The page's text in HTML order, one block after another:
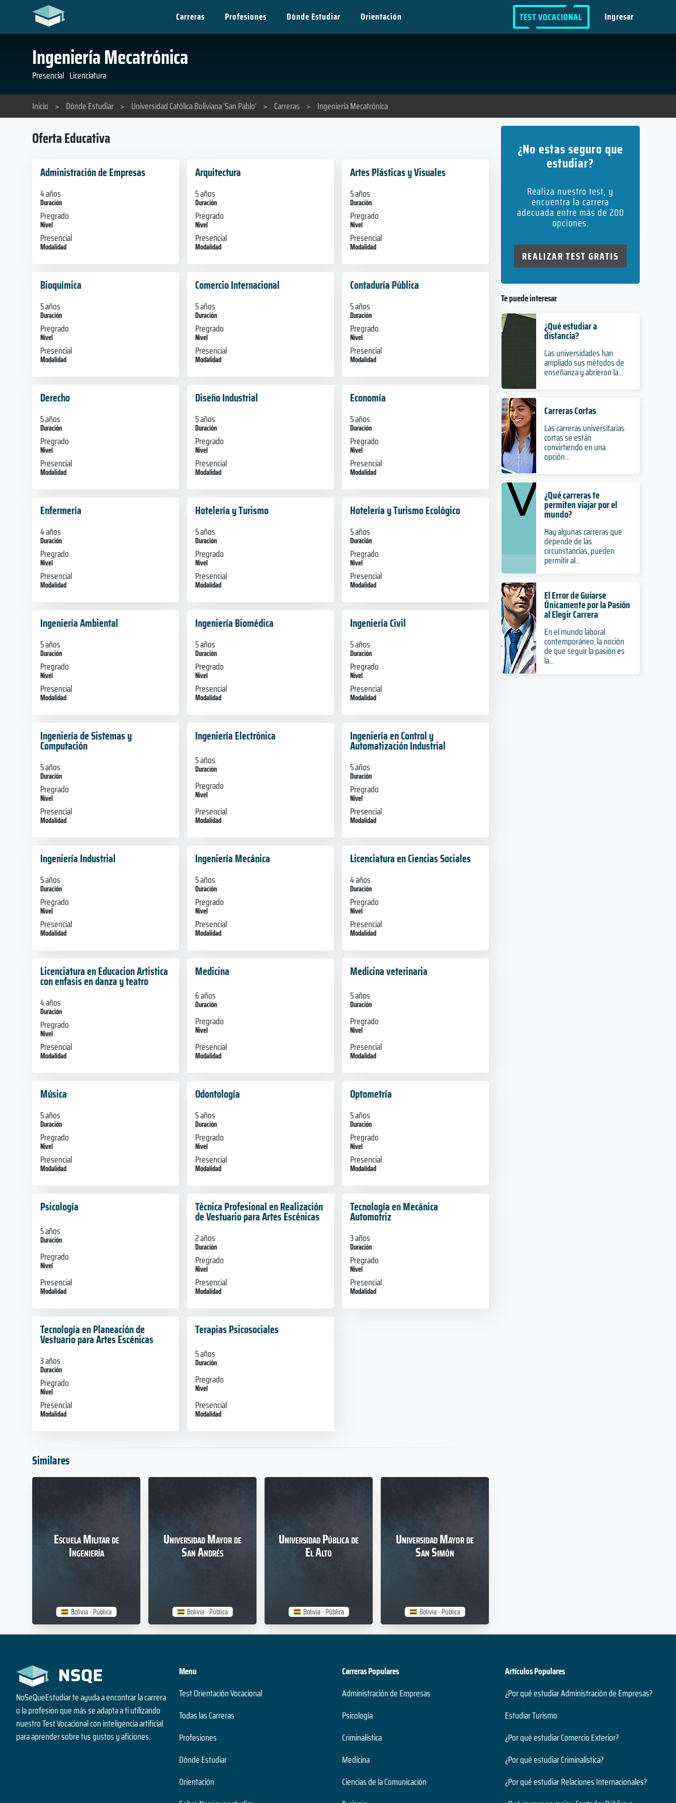
Carreras Profesiones Dónde Estudiar Orientación TEST VOCACIONAL Ingresar
Ingeniería Mecatrónica
Presencial Licenciatura
Inicio > Dónde Estudiar > Universidad Católica Boliviana 'San Pablo' > Carreras > Ingeniería Mecatrónica
Oferta Educativa
Administración de Empresas
4 años
Duración
Pregrado
Nivel
Presencial
Modalidad
Arquitectura
5 años
Duración
Pregrado
Nivel
Presencial
Modalidad
Artes Plásticas y Visuales
5 años
Duración
Pregrado
Nivel
Presencial
Modalidad
Bioquímica
5 años
Duración
Pregrado
Nivel
Presencial
Modalidad
Comercio Internacional
5 años
Duración
Pregrado
Nivel
Presencial
Modalidad
Contaduría Pública
5 años
Duración
Pregrado
Nivel
Presencial
Modalidad
Derecho
5 años
Duración
Pregrado
Nivel
Presencial
Modalidad
Diseño Industrial
5 años
Duración
Pregrado
Nivel
Presencial
Modalidad
Economía
5 años
Duración
Pregrado
Nivel
Presencial
Modalidad
Enfermería
4 años
Duración
Pregrado
Nivel
Presencial
Modalidad
Hotelería y Turismo
5 años
Duración
Pregrado
Nivel
Presencial
Modalidad
Hotelería y Turismo Ecológico
5 años
Duración
Pregrado
Nivel
Presencial
Modalidad
Ingeniería Ambiental
5 años
Duración
Pregrado
Nivel
Presencial
Modalidad
Ingeniería Biomédica
5 años
Duración
Pregrado
Nivel
Presencial
Modalidad
Ingeniería Civil
5 años
Duración
Pregrado
Nivel
Presencial
Modalidad
Ingeniería de Sistemas y
Computación
5 años
Duración
Pregrado
Nivel
Presencial
Modalidad
Ingeniería Electrónica
5 años
Duración
Pregrado
Nivel
Presencial
Modalidad
Ingeniería en Control y
Automatización Industrial
5 años
Duración
Pregrado
Nivel
Presencial
Modalidad
Ingeniería Industrial
5 años
Duración
Pregrado
Nivel
Presencial
Modalidad
Ingeniería Mecánica
5 años
Duración
Pregrado
Nivel
Presencial
Modalidad
Licenciatura en Ciencias Sociales
4 años
Duración
Pregrado
Nivel
Presencial
Modalidad
Licenciatura en Educacion Artistica
con enfasis en danza y teatro
4 años
Duración
Pregrado
Nivel
Presencial
Modalidad
Medicina
6 años
Duración
Pregrado
Nivel
Presencial
Modalidad
Medicina veterinaria
5 años
Duración
Pregrado
Nivel
Presencial
Modalidad
Música
5 años
Duración
Pregrado
Nivel
Presencial
Modalidad
Odontología
5 años
Duración
Pregrado
Nivel
Presencial
Modalidad
Optometría
5 años
Duración
Pregrado
Nivel
Presencial
Modalidad
Psicología
5 años
Duración
Pregrado
Nivel
Presencial
Modalidad
Técnica Profesional en Realización
de Vestuario para Artes Escénicas
2 años
Duración
Pregrado
Nivel
Presencial
Modalidad
Tecnología en Mecánica
Automotriz
3 años
Duración
Pregrado
Nivel
Presencial
Modalidad
Tecnología en Planeación de
Vestuario para Artes Escénicas
3 años
Duración
Pregrado
Nivel
Presencial
Modalidad
Terapias Psicosociales
5 años
Duración
Pregrado
Nivel
Presencial
Modalidad
Similares
Bolivia - Pública
Escuela Militar de
Ingeniería
Bolivia - Pública
Universidad Mayor de
San Andrés
Bolivia - Pública
Universidad Pública de
El Alto
Bolivia - Pública
Universidad Mayor de
San Simón
¿No estas seguro que
estudiar?
Realiza nuestro test, y
encuentra la carrera
adecuada entre más de 200
opciones.
REALIZAR TEST GRATIS
Te puede interesar
¿Qué estudiar a
distancia?
Las universidades han
ampliado sus métodos de
enseñanza y abrieron la...
Carreras Cortas
Las carreras universitarias
cortas se están
convirtiendo en una
opción...
¿Qué carreras te
permiten viajar por el
mundo?
Hay algunas carreras que
depende de las
circunstancias, pueden
permitir al...
El Error de Guiarse
Únicamente por la Pasión
al Elegir Carrera
En el mundo laboral
contemporáneo, la noción
de que seguir la pasión es
la...
NoSeQueEstudiar te ayuda a encontrar la carrera
o la profesion que más se adapta a ti utilizando
nuestro Test Vocacional con inteligencia artificial
para aprender sobre tus gustos y aficiones.
Menu
Test Orientación Vocacional
Todas las Carreras
Profesiones
Dónde Estudiar
Orientación
Carreras Populares
Administración de Empresas
Psicología
Criminalística
Medicina
Ciencias de la Comunicación
Artículos Populares
¿Por qué estudiar Administración de Empresas?
Estudiar Turismo
¿Por qué estudiar Comercio Exterior?
¿Por qué estudiar Criminalística?
¿Por qué estudiar Relaciones Internacionales?